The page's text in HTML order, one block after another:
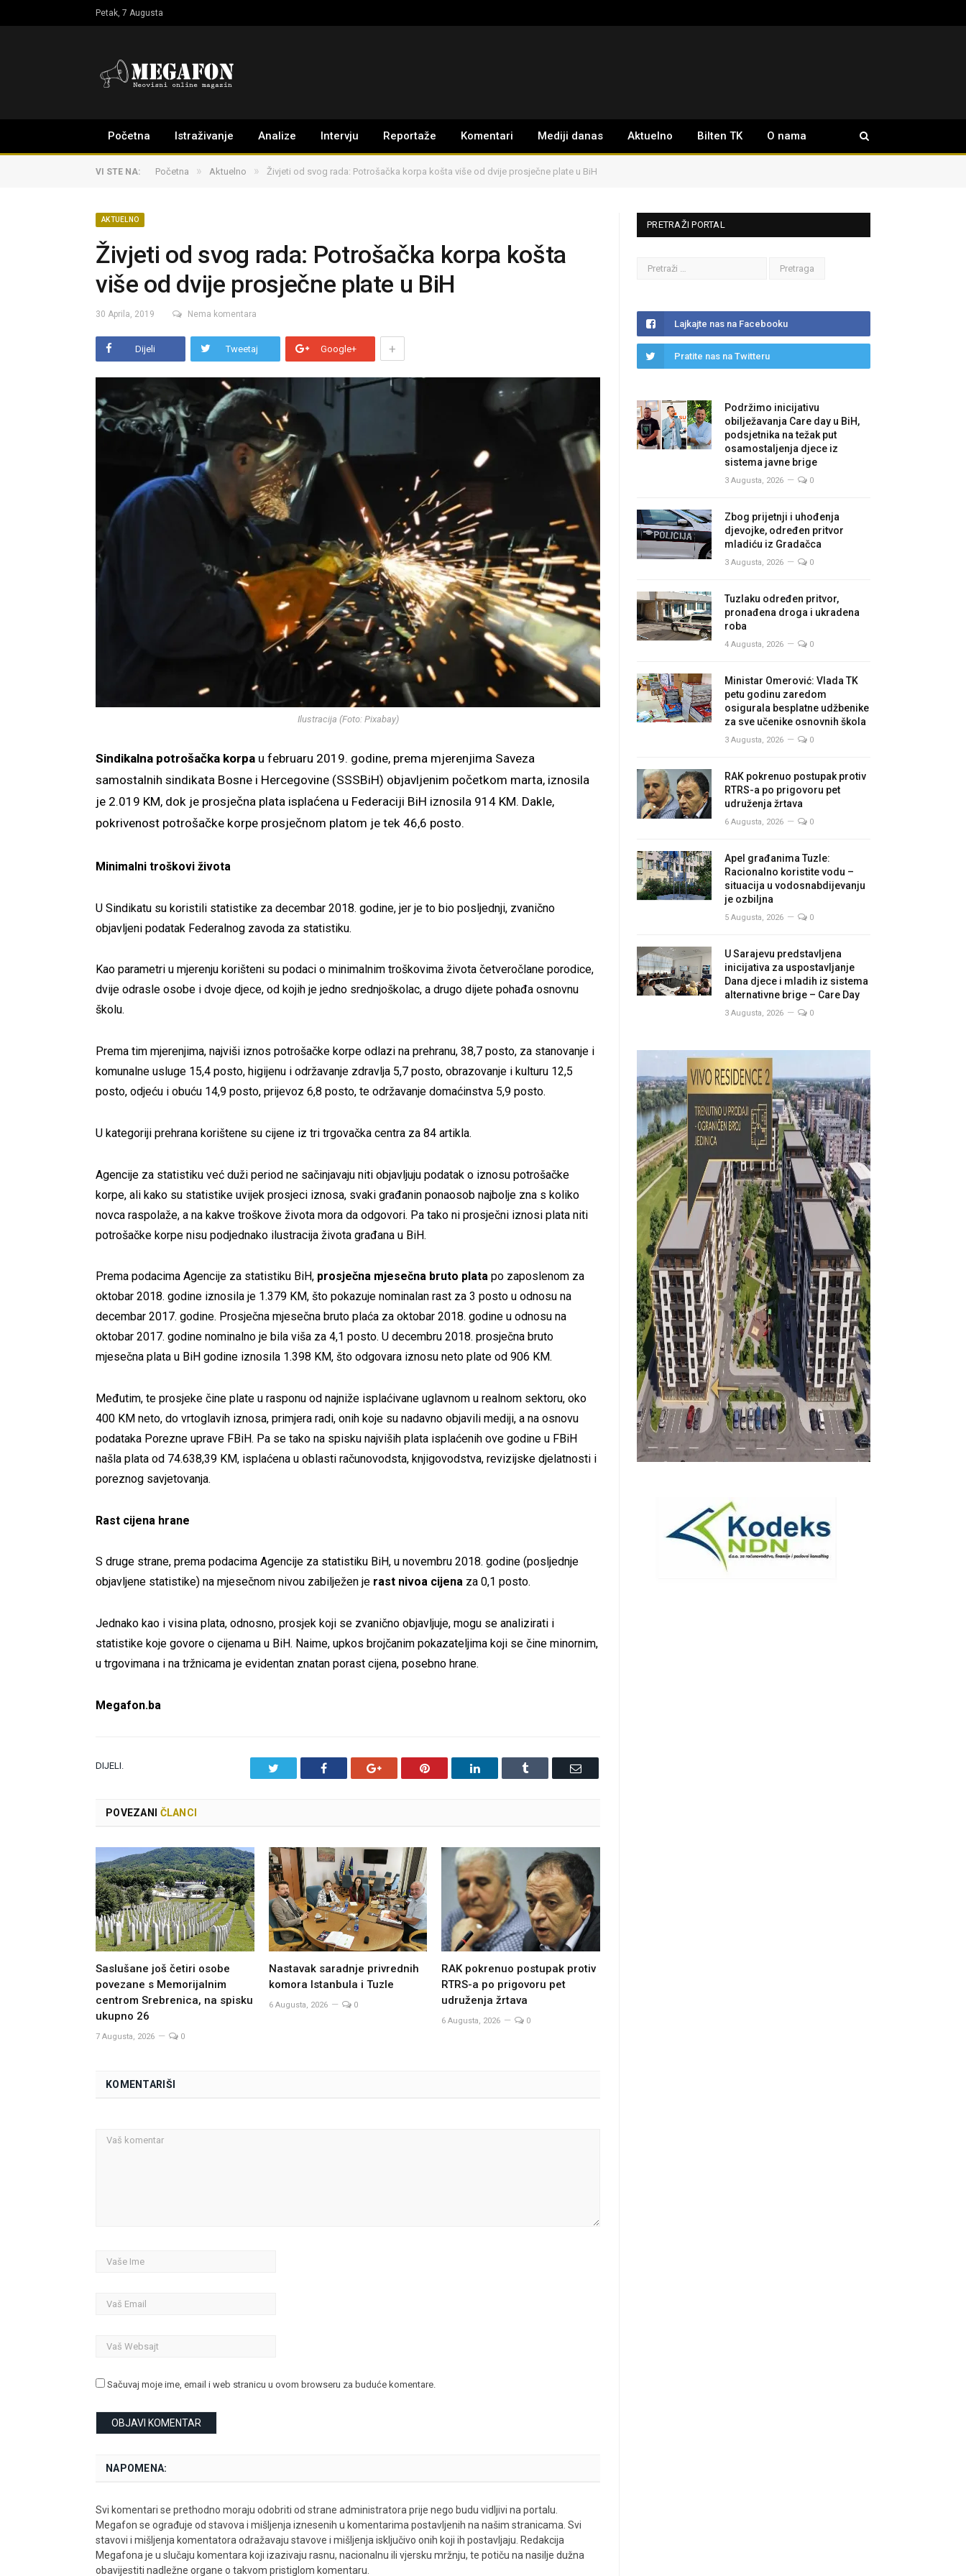
Petak, 7 Augusta
Početna Istraživanje Analize Intervju Reportaže Komentari Mediji danas Aktuelno Bilten TK O nama
VI STE NA: Početna » Aktuelno » Živjeti od svog rada: Potrošačka korpa košta više od dvije prosječne plate u BiH
AKTUELNO
Živjeti od svog rada: Potrošačka korpa košta
više od dvije prosječne plate u BiH
30 Aprila, 2019 Nema komentara
Dijeli Tweetaj Google+ +
Ilustracija (Foto: Pixabay)
Sindikalna potrošačka korpa u februaru 2019. godine, prema mjerenjima Saveza
samostalnih sindikata Bosne i Hercegovine (SSSBiH) objavljenim početkom marta, iznosila
je 2.019 KM, dok je prosječna plata isplaćena u Federaciji BiH iznosila 914 KM. Dakle,
pokrivenost potrošačke korpe prosječnom platom je tek 46,6 posto.
Minimalni troškovi života
U Sindikatu su koristili statistike za decembar 2018. godine, jer je to bio posljednji, zvanično
objavljeni podatak Federalnog zavoda za statistiku.
Kao parametri u mjerenju korišteni su podaci o minimalnim troškovima života četveročlane porodice,
dvije odrasle osobe i dvoje djece, od kojih je jedno srednjoškolac, a drugo dijete pohađa osnovnu
školu.
Prema tim mjerenjima, najviši iznos potrošačke korpe odlazi na prehranu, 38,7 posto, za stanovanje i
komunalne usluge 15,4 posto, higijenu i održavanje zdravlja 5,7 posto, obrazovanje i kulturu 12,5
posto, odjeću i obuću 14,9 posto, prijevoz 6,8 posto, te održavanje domaćinstva 5,9 posto.
U kategoriji prehrana korištene su cijene iz tri trgovačka centra za 84 artikla.
Agencije za statistiku već duži period ne sačinjavaju niti objavljuju podatak o iznosu potrošačke
korpe, ali kako su statistike uvijek prosjeci iznosa, svaki građanin ponaosob najbolje zna s koliko
novca raspolaže, a na kakve troškove života mora da odgovori. Pa tako ni prosječni iznosi plata niti
potrošačke korpe nisu podjednako ilustracija života građana u BiH.
Prema podacima Agencije za statistiku BiH, prosječna mjesečna bruto plata po zaposlenom za
oktobar 2018. godine iznosila je 1.379 KM, što pokazuje nominalan rast za 3 posto u odnosu na
decembar 2017. godine. Prosječna mjesečna bruto plaća za oktobar 2018. godine u odnosu na
oktobar 2017. godine nominalno je bila viša za 4,1 posto. U decembru 2018. prosječna bruto
mjesečna plata u BiH godine iznosila 1.398 KM, što odgovara iznosu neto plate od 906 KM.
Međutim, te prosjeke čine plate u rasponu od najniže isplaćivane uglavnom u realnom sektoru, oko
400 KM neto, do vrtoglavih iznosa, primjera radi, onih koje su nadavno objavili mediji, a na osnovu
podataka Porezne uprave FBiH. Pa se tako na spisku najviših plata isplaćenih ove godine u FBiH
našla plata od 74.638,39 KM, isplaćena u oblasti računovodsta, knjigovodstva, revizijske djelatnosti i
poreznog savjetovanja.
Rast cijena hrane
S druge strane, prema podacima Agencije za statistiku BiH, u novembru 2018. godine (posljednje
objavljene statistike) na mjesečnom nivou zabilježen je rast nivoa cijena za 0,1 posto.
Jednako kao i visina plata, odnosno, prosjek koji se zvanično objavljuje, mogu se analizirati i
statistike koje govore o cijenama u BiH. Naime, upkos brojčanim pokazateljima koji se čine minornim,
u trgovimana i na tržnicama je evidentan znatan porast cijena, posebno hrane.
Megafon.ba
DIJELI. Facebook Google+ Pinterest LinkedIn Tumblr Email
POVEZANI ČLANCI
Saslušane još četiri osobe
povezane s Memorijalnim
centrom Srebrenica, na spisku
ukupno 26
7 Augusta, 2026 0
Nastavak saradnje privrednih
komora Istanbula i Tuzle
6 Augusta, 2026 0
RAK pokrenuo postupak protiv
RTRS-a po prigovoru pet
udruženja žrtava
6 Augusta, 2026 0
KOMENTARIŠI
Sačuvaj moje ime, email i web stranicu u ovom browseru za buduće komentare.
NAPOMENA:
Svi komentari se prethodno moraju odobriti od strane administratora prije nego budu vidljivi na portalu.
Megafon se ograđuje od stavova i mišljenja iznesenih u komentarima postavljenih na našim stranicama. Svi
stavovi i mišljenja komentatora odražavaju stavove i mišljenja isključivo onih koji ih postavljaju. Redakcija
Megafona je u slučaju komentara koji izazivaju rasnu, nacionalnu ili vjersku mržnju, te potiču na nasilje dužna
obavijestiti nadležne organe o takvom pristiglom komentaru.
PRETRAŽI PORTAL
Lajkajte nas na Facebooku
Pratite nas na Twitteru
Podržimo inicijativu
obilježavanja Care day u BiH,
podsjetnika na težak put
osamostaljenja djece iz
sistema javne brige
3 Augusta, 2026 0
Zbog prijetnji i uhođenja
djevojke, određen pritvor
mladiću iz Gradačca
3 Augusta, 2026 0
Tuzlaku određen pritvor,
pronađena droga i ukradena
roba
4 Augusta, 2026 0
Ministar Omerović: Vlada TK
petu godinu zaredom
osigurala besplatne udžbenike
za sve učenike osnovnih škola
3 Augusta, 2026 0
RAK pokrenuo postupak protiv
RTRS-a po prigovoru pet
udruženja žrtava
6 Augusta, 2026 0
Apel građanima Tuzle:
Racionalno koristite vodu –
situacija u vodosnabdijevanju
je ozbiljna
5 Augusta, 2026 0
U Sarajevu predstavljena
inicijativa za uspostavljanje
Dana djece i mladih iz sistema
alternativne brige – Care Day
3 Augusta, 2026 0